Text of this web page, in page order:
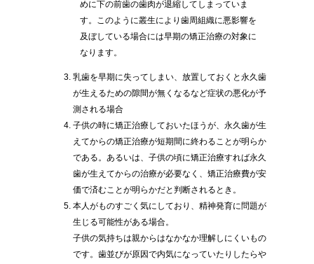
めに下の前歯の歯肉が退縮してしまっていま
す。このように叢生により歯周組織に悪影響を
及ぼしている場合には早期の矯正治療の対象に
なります。
乳歯を早期に失ってしまい、放置しておくと永久歯
が生えるための隙間が無くなるなど症状の悪化が予
測される場合
子供の時に矯正治療しておいたほうが、永久歯が生
えてからの矯正治療が短期間に終わることが明らか
である。あるいは、子供の頃に矯正治療すれば永久
歯が生えてからの治療が必要なく、矯正治療費が安
価で済むことが明らかだと判断されるとき。
本人がものすごく気にしており、精神発育に問題が
生じる可能性がある場合。
子供の気持ちは親からはなかなか理解しにくいもの
です。歯並びが原因で内気になっていたりしたらや